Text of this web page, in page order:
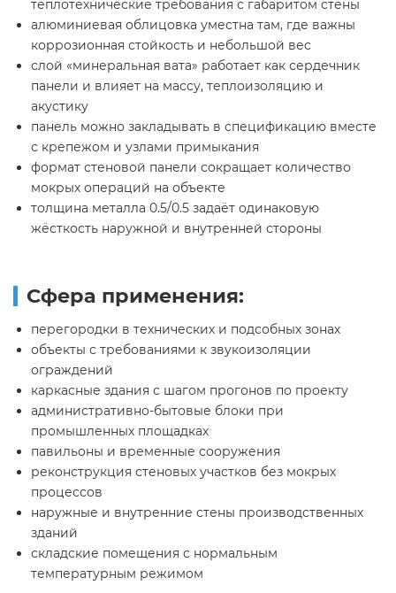
теплотехнические требования с габаритом стены
алюминиевая облицовка уместна там, где важны
коррозионная стойкость и небольшой вес
слой «минеральная вата» работает как сердечник
панели и влияет на массу, теплоизоляцию и
акустику
панель можно закладывать в спецификацию вместе
с крепежом и узлами примыкания
формат стеновой панели сокращает количество
мокрых операций на объекте
толщина металла 0.5/0.5 задаёт одинаковую
жёсткость наружной и внутренней стороны
Сфера применения:
перегородки в технических и подсобных зонах
объекты с требованиями к звукоизоляции
ограждений
каркасные здания с шагом прогонов по проекту
административно-бытовые блоки при
промышленных площадках
павильоны и временные сооружения
реконструкция стеновых участков без мокрых
процессов
наружные и внутренние стены производственных
зданий
складские помещения с нормальным
температурным режимом